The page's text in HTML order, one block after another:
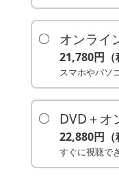
オンライ
21,780円（
スマホやパソ
DVD＋オ
22,880円（
すぐに視聴で